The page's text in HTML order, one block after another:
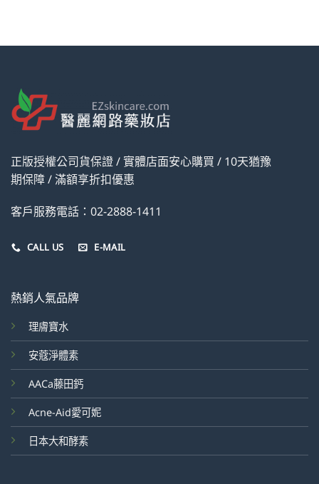
正版授權公司貨保證 / 實體店面安心購買 / 10天猶豫
期保障 / 滿額享折扣優惠
客戶服務電話：02-2888-1411
CALL US E-MAIL
熱銷人氣品牌
理膚寶水
安蔻淨體素
AACa藤田鈣
Acne-Aid愛可妮
日本大和酵素